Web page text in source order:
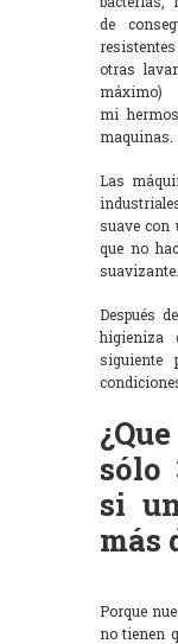
de
otras
máximo)
mi
maquinas.
Las
suave con
que no
suavizante.
Después
higieniza
siguiente
sólo
si
más
Porque
no tienen